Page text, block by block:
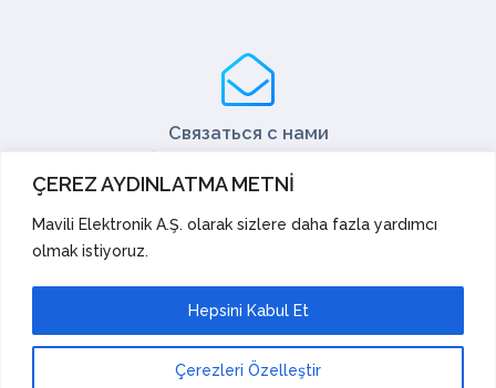
ÇEREZ AYDINLATMA METNİ
Mavili Elektronik A.Ş. olarak sizlere daha fazla yardımcı
olmak istiyoruz.
Çerezleri Özelleştir
Hepsini Kabul Et
Связаться с нами
Fax: +90 216 466 45 10
export@mavili.com.tr
Техническая поддержка
Экспорт
Предложения и жалобы